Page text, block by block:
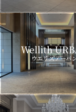
Wellith
ウエリスアーバ